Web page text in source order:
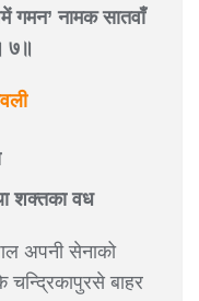
गमन’ नामक सातवाँ
७॥
शक्तका वध
अपनी सेनाको
चन्द्रिकापुरसे बाहर